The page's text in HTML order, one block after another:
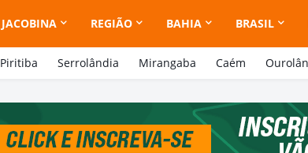
JACOBINA REGIÃO BAHIA BRASIL
Piritiba Serrolândia Mirangaba Caém